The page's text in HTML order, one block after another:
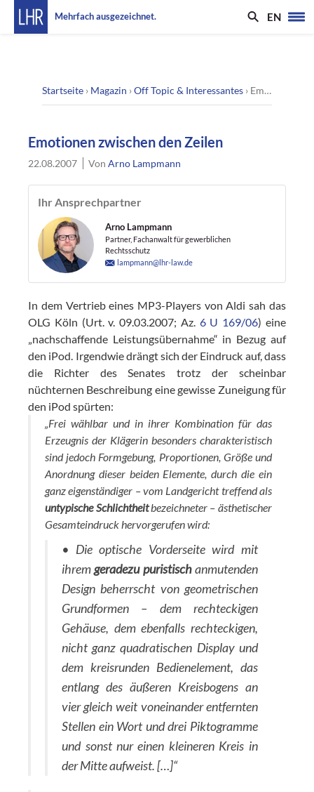
Mehrfach ausgezeichnet. EN
Startseite › Magazin ›Off Topic & Interessantes › Emotionen zwischen den Zeilen
Emotionen zwischen den Zeilen
22.08.2007 VonArno Lampmann
Ihr Ansprechpartner
Arno Lampmann
Partner, Fachanwalt für gewerblichen
Rechtsschutz
lampmann@lhr-law.de
In dem Vertrieb eines MP3-Players von Aldi sah das
OLG Köln (Urt. v. 09.03.2007; Az. 6 U 169/06) eine
„nachschaffende Leistungsübernahme“ in Bezug auf
den iPod. Irgendwie drängt sich der Eindruck auf, dass
die Richter des Senates trotz der scheinbar
nüchternen Beschreibung eine gewisse Zuneigung für
den iPod spürten:
„Frei wählbar und in ihrer Kombination für das
Erzeugnis der Klägerin besonders charakteristisch
sind jedoch Formgebung, Proportionen, Größe und
Anordnung dieser beiden Elemente, durch die ein
ganz eigenständiger – vom Landgericht treffend als
untypische Schlichtheitbezeichneter – ästhetischer
Gesamteindruck hervorgerufenwird:
• Die optische Vorderseite wird mit
ihremgeradezu puristischanmutenden
Design beherrscht von geometrischen
Grundformen – dem rechteckigen
Gehäuse, dem ebenfalls rechteckigen,
nicht ganz quadratischen Display und
dem kreisrunden Bedienelement, das
entlang des äußeren Kreisbogens an
vier gleich weit voneinander entfernten
Stellen ein Wort und drei Piktogramme
und sonst nur einen kleineren Kreis in
der Mitte aufweist. […]“